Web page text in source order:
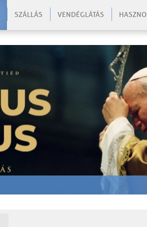
SZÁLLÁS VENDÉGLÁTÁS